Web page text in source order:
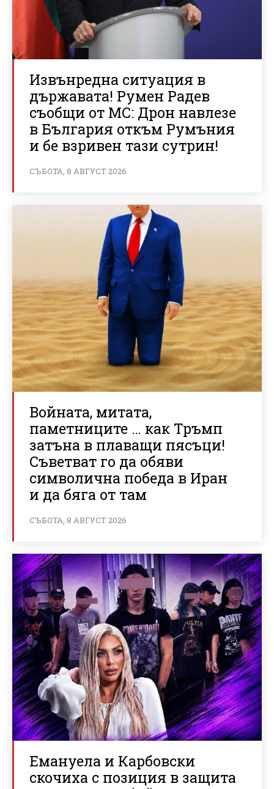
Извънредна ситуация в
държавата! Румен Радев
съобщи от МС: Дрон навлезе
в България откъм Румъния
и бе взривен тази сутрин!
СЪБОТА, 8 АВГУСТ 2026
Войната, митата,
паметниците … как Тръмп
затъна в плаващи пясъци!
Съветват го да обяви
символична победа в Иран
и да бяга от там
СЪБОТА, 8 АВГУСТ 2026
Емануела и Карбовски
скочиха с позиция в защита